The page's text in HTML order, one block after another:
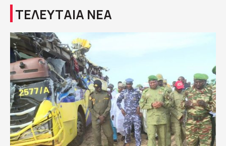
ΤΕΛΕΥΤΑΙΑ ΝΕΑ